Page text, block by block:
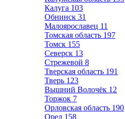
Калуга 103
Обнинск 31
Малоярославец 11
Томская область 197
Томск 155
Северск 13
Стрежевой 8
Тверская область 191
Тверь 123
Вышний Волочёк 12
Торжок 7
Орловская область 190
Орел 158